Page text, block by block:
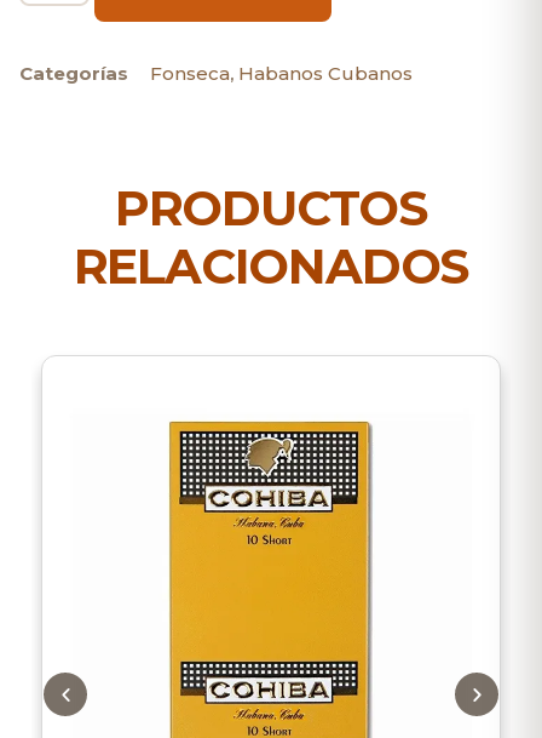
Categorías Fonseca, Habanos Cubanos
PRODUCTOS
RELACIONADOS